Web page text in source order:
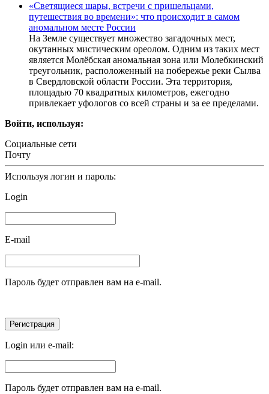
«Светящиеся шары, встречи с пришельцами,
путешествия во времени»: что происходит в самом
аномальном месте России
На Земле существует множество загадочных мест,
окутанных мистическим ореолом. Одним из таких мест
является Молёбская аномальная зона или Молебкинский
треугольник, расположенный на побережье реки Сылва
в Свердловской области России. Эта территория,
площадью 70 квадратных километров, ежегодно
привлекает уфологов со всей страны и за ее пределами.
Войти, используя:
Социальные сети
Почту
Используя логин и пароль:
Login
E-mail
Пароль будет отправлен вам на e-mail.
Login или e-mail:
Пароль будет отправлен вам на e-mail.